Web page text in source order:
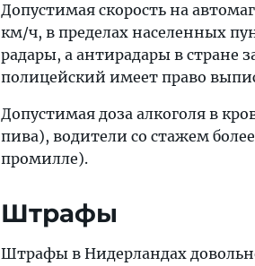
Допустимая скорость на
км/ч, в пределах населенных
радары, а антирадары в стране
полицейский имеет право
Допустимая доза алкоголя в
пива), водители со стажем
промилле).
Штрафы
Штрафы в Нидерландах